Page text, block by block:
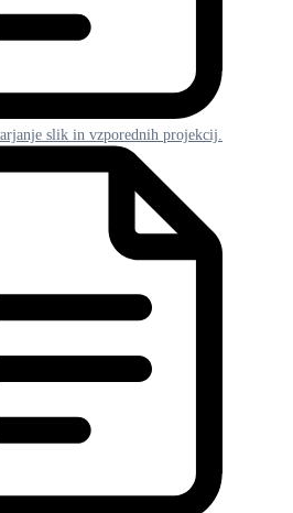
slik in vzporednih projekcij.